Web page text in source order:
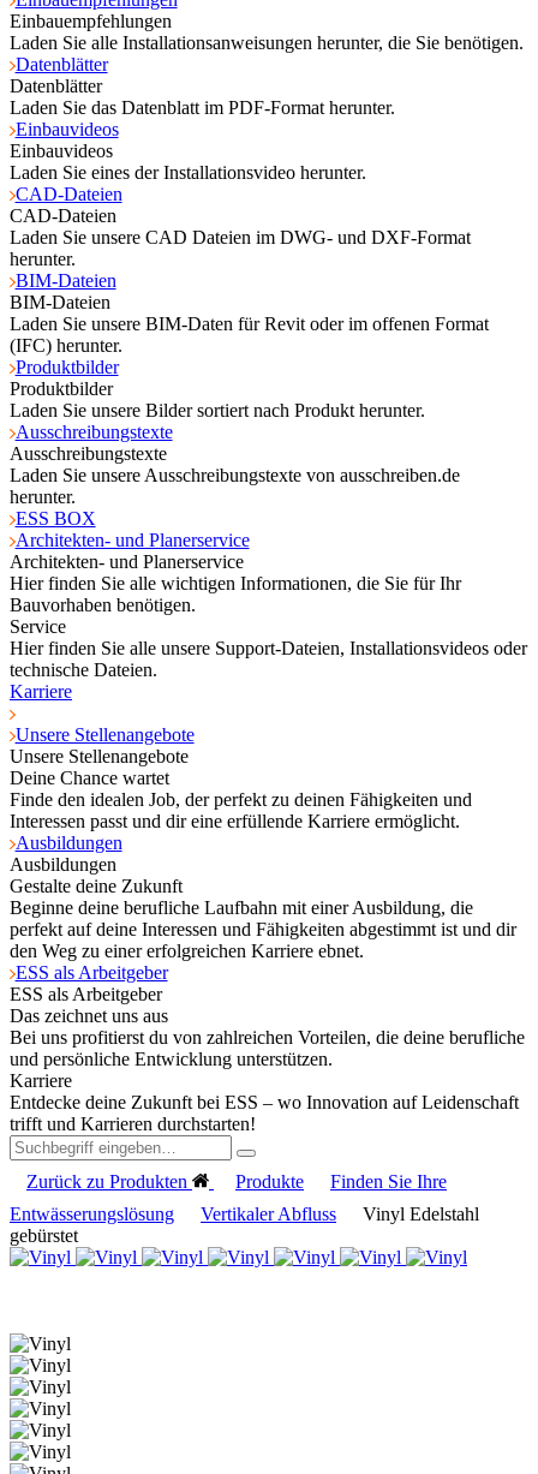
Einbauempfehlungen
Laden Sie alle Installationsanweisungen herunter, die Sie benötigen.
Datenblätter
Datenblätter
Laden Sie das Datenblatt im PDF-Format herunter.
Einbauvideos
Einbauvideos
Laden Sie eines der Installationsvideo herunter.
CAD-Dateien
CAD-Dateien
Laden Sie unsere CAD Dateien im DWG- und DXF-Format
herunter.
BIM-Dateien
BIM-Dateien
Laden Sie unsere BIM-Daten für Revit oder im offenen Format
(IFC) herunter.
Produktbilder
Produktbilder
Laden Sie unsere Bilder sortiert nach Produkt herunter.
Ausschreibungstexte
Ausschreibungstexte
Laden Sie unsere Ausschreibungstexte von ausschreiben.de
herunter.
ESS BOX
Architekten- und Planerservice
Architekten- und Planerservice
Hier finden Sie alle wichtigen Informationen, die Sie für Ihr
Bauvorhaben benötigen.
Service
Hier finden Sie alle unsere Support-Dateien, Installationsvideos oder
technische Dateien.
Karriere
Unsere Stellenangebote
Unsere Stellenangebote
Deine Chance wartet
Finde den idealen Job, der perfekt zu deinen Fähigkeiten und
Interessen passt und dir eine erfüllende Karriere ermöglicht.
Ausbildungen
Ausbildungen
Gestalte deine Zukunft
Beginne deine berufliche Laufbahn mit einer Ausbildung, die
perfekt auf deine Interessen und Fähigkeiten abgestimmt ist und dir
den Weg zu einer erfolgreichen Karriere ebnet.
ESS als Arbeitgeber
ESS als Arbeitgeber
Das zeichnet uns aus
Bei uns profitierst du von zahlreichen Vorteilen, die deine berufliche
und persönliche Entwicklung unterstützen.
Karriere
Entdecke deine Zukunft bei ESS – wo Innovation auf Leidenschaft
trifft und Karrieren durchstarten!
Zurück zu Produkten Produkte
Finden Sie Ihre
Entwässerungslösung
Vertikaler Abfluss
Vinyl Edelstahl
gebürstet